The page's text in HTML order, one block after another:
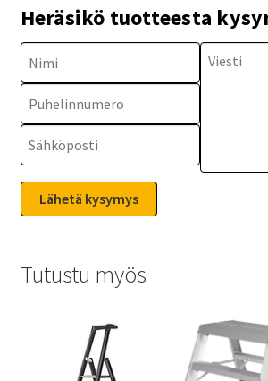
Heräsikö tuotteesta
Tutustu myös